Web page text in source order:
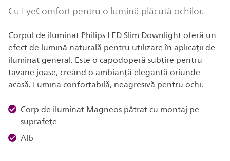
Cu EyeComfort pentru o lumină plăcută ochilor.
Corpul de iluminat Philips LED Slim Downlight oferă un
efect de lumină naturală pentru utilizare în aplicații de
iluminat general. Este o capodoperă subțire pentru
tavane joase, creând o ambianță elegantă oriunde
acasă. Lumina confortabilă, neagresivă pentru ochi.
Corp de iluminat Magneos pătrat cu montaj pe
suprafețe
Alb